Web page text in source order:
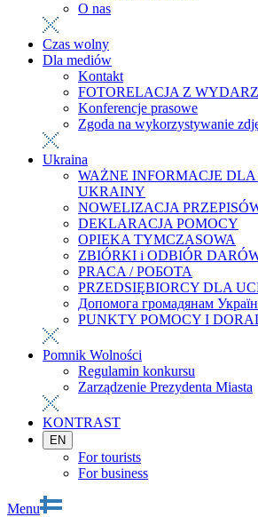
O nas
Czas wolny
Dla mediów
Kontakt
FOTORELACJA Z
Konferencje prasowe
Zgoda na wykorzystywanie
Ukraina
WAŻNE INFORMACJE
UKRAINY
NOWELIZACJA
DEKLARACJA POMOCY
OPIEKA TYMCZASOWA
ZBIÓRKI i ODBIÓR
PRACA / РОБОТА
PRZEDSIĘBIORCY DLA
Допомога громадянам
PUNKTY POMOCY I
Pomnik Wolności
Regulamin konkursu
Zarządzenie Prezydenta Miasta
KONTRAST
EN
For tourists
For business
Menu